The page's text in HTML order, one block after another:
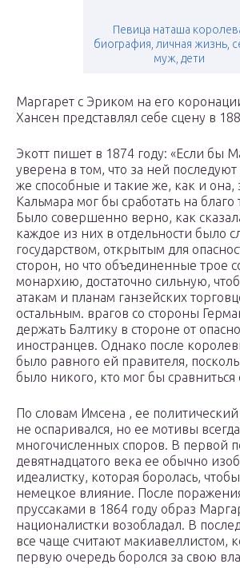
Певица наташа
биография, личная жизнь,
муж, дети
Маргарет с Эриком на его
Хансен представлял себе сцену в
Экотт пишет в 1874 году: «Если бы
уверена в том, что за ней
же способные и такие же, как и она,
Кальмара мог бы сработать на благо
Было совершенно верно, как
каждое из них в отдельности было
государством, открытым для
сторон, но что объединенные трое
монархию, достаточно сильную,
атакам и планам ганзейских
остальным. врагов со стороны
держать Балтику в стороне от
иностранцев. Однако после
было равного ей правителя,
было никого, кто мог бы сравниться
По словам Имсена , ее
не оспаривался, но ее мотивы
многочисленных споров. В первой
девятнадцатого века ее обычно
идеалистку, которая боролась,
немецкое влияние. После
пруссаками в 1864 году образ
националистки возобладал. В
все чаще считают макиавеллистом,
первую очередь боролся за свою